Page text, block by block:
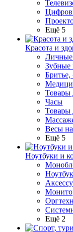
Ещё 5
Красота и
Зубные
Бритье,
Товары
Часы
Товары
Весы
Ещё 5
Ноутбуки и
Ещё 2